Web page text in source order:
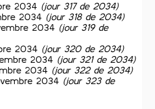
2034 (jour 317 de 2034)
2034 (jour 318 de 2034)
2034 (jour 319 de
2034 (jour 320 de 2034)
2034 (jour 321 de 2034)
2034 (jour 322 de 2034)
2034 (jour 323 de